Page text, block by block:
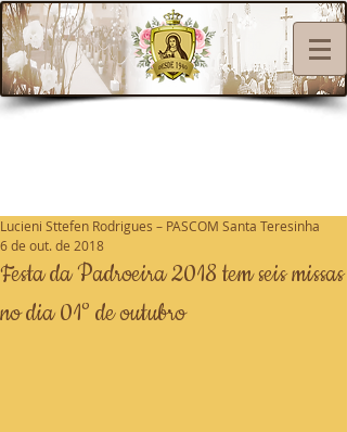
Festa da Padroeira 2018 tem seis missas
no dia 01° de outubro
Lucieni Sttefen Rodrigues – PASCOM Santa Teresinha
6 de out. de 2018